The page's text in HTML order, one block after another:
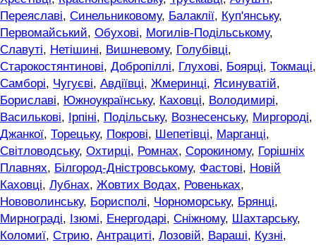
Переяславі, Синельниковому, Балаклії, Куп'янську,
Первомайський, Обухові, Могилів-Подільському,
Славуті, Нетішині, Вишневому, Голубівці,
Старокостянтинові, Добропіллі, Глухові, Боярці, Токмаці,
Самборі, Чугуєві, Авдіївці, Жмеринці, Ясинуватій,
Бориславі, Южноукраїнську, Каховці, Володимирі,
Василькові, Ірпіні, Подільську, Вознесенську, Миргороді,
Джанкої, Торецьку, Покрові, Шепетівці, Марганці,
Світловодську, Охтирці, Ромнах, Сорокиному, Горішніх
Плавнях, Білгород-Дністровському, Фастові, Новій
Каховці, Лубнах, Жовтих Водах, Ровеньках,
Нововолинську, Борисполі, Чорноморську, Брянці,
Мирнограді, Ізюмі, Енергодарі, Сніжному, Шахтарську,
Коломиї, Стрию, Антрациті, Лозовій, Вараші, Кузні,